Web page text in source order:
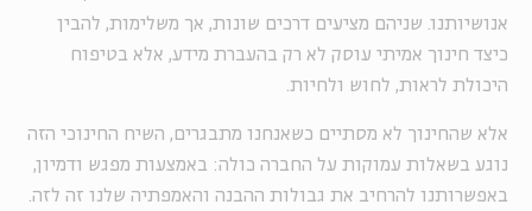
אנושיותנו. שניהם מציעים דרכים שונות, אך משלימות, להבין
כיצד חינוך אמיתי עוסק לא רק בהעברת מידע, אלא בטיפוח
היכולת לראות, לחוש ולחיות.
אלא שהחינוך לא מסתיים כשאנחנו מתבגרים, השיח החינוכי הזה
נוגע בשאלות עמוקות על החברה כולה: באמצעות מפגש ודמיון,
באפשרותנו להרחיב את גבולות ההבנה והאמפתיה שלנו זה לזה.